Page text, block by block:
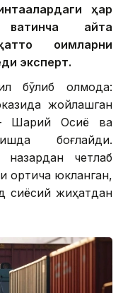
ҳар
қайта
оқимларни
эксперт.
бўлиб қолмоқда:
жойлашган
Шарқий Осиё ва
боғлайди.
назардан четлаб
ортиқча юкланган,
сиёсий жиҳатдан